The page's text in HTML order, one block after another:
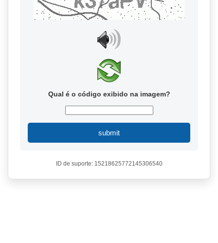
Qual é o código exibido na imagem?
submit
ID de suporte: 15218625772145306540